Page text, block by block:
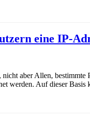
eine IP-
aber Allen,
werden. Auf dieser